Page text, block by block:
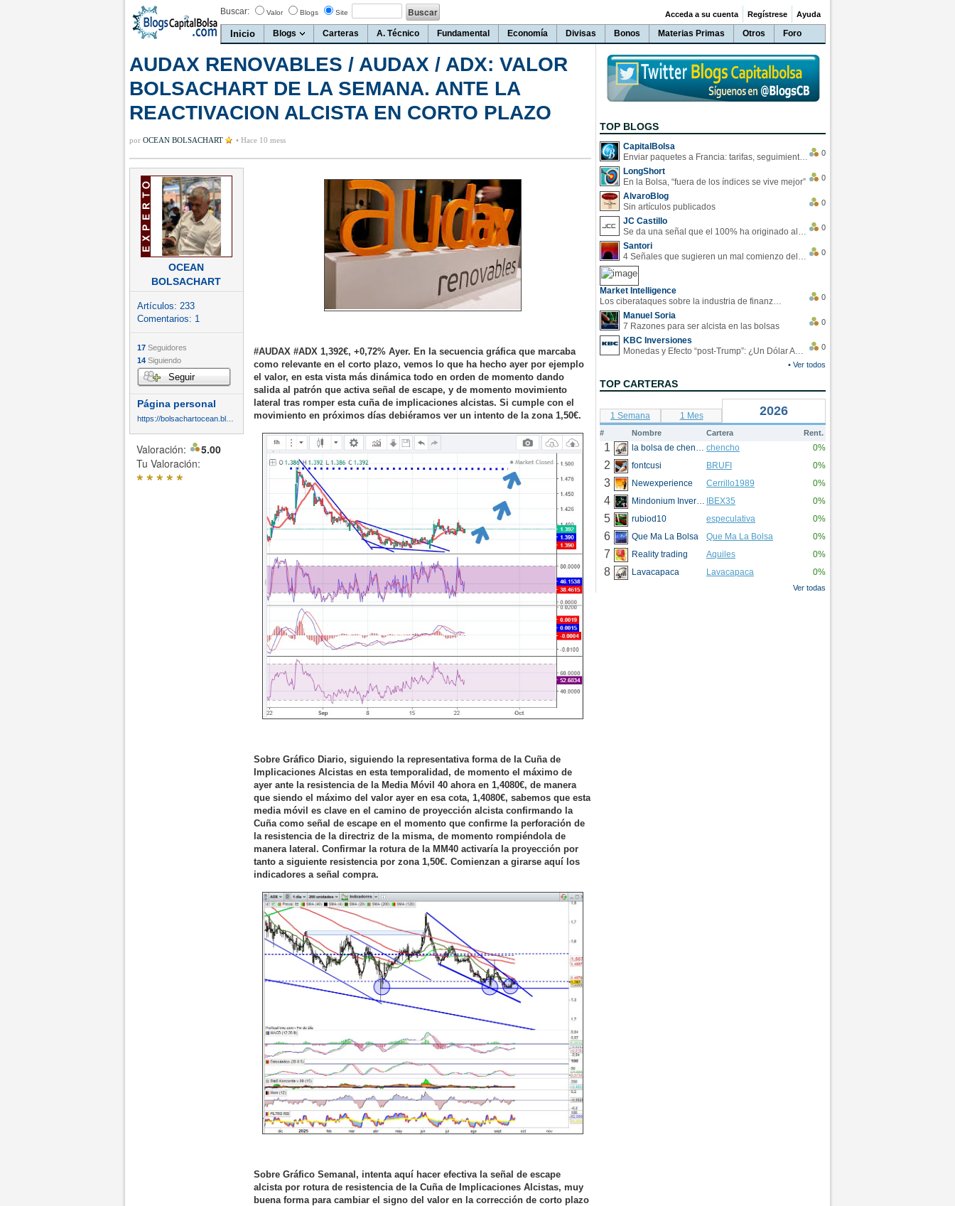
Buscar: Valor Blogs Site
Inicio Blogs Carteras A. Técnico Fundamental Economía Divisas Bonos Materias Primas Otros Foro
Acceda a su cuenta Regístrese Ayuda
AUDAX RENOVABLES / AUDAX / ADX: VALOR
BOLSACHART DE LA SEMANA. ANTE LA
REACTIVACION ALCISTA EN CORTO PLAZO
por OCEAN BOLSACHART • Hace 10 mess
OCEAN
BOLSACHART
Artículos: 233
Comentarios: 1
17 Seguidores
14 Siguiendo
Seguir
Página personal
Valoración:
5.00
Tu Valoración:
*****
#AUDAX #ADX 1,392€, +0,72% Ayer. En la secuencia gráfica que marcaba
como relevante en el corto plazo, vemos lo que ha hecho ayer por ejemplo
el valor, en esta vista más dinámica todo en orden de momento dando
salida al patrón que activa señal de escape, y de momento movimiento
lateral tras romper esta cuña de implicaciones alcistas. Si cumple con el
movimiento en próximos días debiéramos ver un intento de la zona 1,50€.
Sobre Gráfico Diario, siguiendo la representativa forma de la Cuña de
Implicaciones Alcistas en esta temporalidad, de momento el máximo de
ayer ante la resistencia de la Media Móvil 40 ahora en 1,4080€, de manera
que siendo el máximo del valor ayer en esa cota, 1,4080€, sabemos que esta
media móvil es clave en el camino de proyección alcista confirmando la
Cuña como señal de escape en el momento que confirme la perforación de
la resistencia de la directriz de la misma, de momento rompiéndola de
manera lateral. Confirmar la rotura de la MM40 activaría la proyección por
tanto a siguiente resistencia por zona 1,50€. Comienzan a girarse aquí los
indicadores a señal compra.
Sobre Gráfico Semanal, intenta aquí hacer efectiva la señal de escape
alcista por rotura de resistencia de la Cuña de Implicaciones Alcistas, muy
buena forma para cambiar el signo del valor en la corrección de corto plazo
TOP BLOGS
CapitalBolsa
Enviar paquetes a Francia: tarifas, seguimiento y ventajas destacadas
0
LongShort
En la Bolsa, “fuera de los índices se vive mejor”
0
AlvaroBlog
Sin artículos publicados
0
JC Castillo
Se da una señal que el 100% ha originado alzas en las bolsas
0
Santori
4 Señales que sugieren un mal comienzo del 3T de la economía EEUU
0
Market Intelligence
Los ciberataques sobre la industria de finanzas se han duplicado este año
0
Manuel Soria
7 Razones para ser alcista en las bolsas
0
KBC Inversiones
Monedas y Efecto “post-Trump”: ¿Un Dólar Americano operando en rangos?
0
• Ver todos
TOP CARTERAS
1 Semana 1 Mes 2026
# Nombre Cartera Rent.
1 la bolsa de chencho chencho 0%
2 fontcusi BRUFI 0%
3 Newexperience Cerrillo1989 0%
4 Mindonium Inversions IBEX35 0%
5 rubiod10 especulativa 0%
6 Que Ma La Bolsa Que Ma La Bolsa 0%
7 Reality trading Aquiles 0%
8 Lavacapaca Lavacapaca 0%
Ver todas